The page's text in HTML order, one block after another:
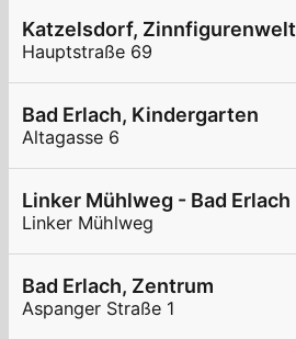
Katzelsdorf, Zinnfigurenwelt
Hauptstraße 69
Bad Erlach, Kindergarten
Altagasse 6
Linker Mühlweg - Bad Erlach
Linker Mühlweg
Bad Erlach, Zentrum
Aspanger Straße 1